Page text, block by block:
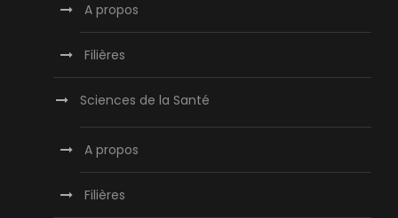
A propos
Filières
Sciences de la Santé
A propos
Filières